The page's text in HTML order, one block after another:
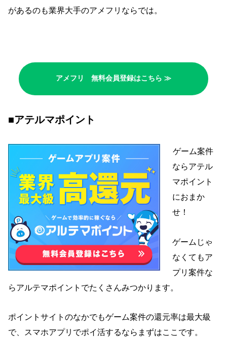
があるのも業界大手のアメフリならでは。
アメフリ 無料会員登録はこちら ≫
■アテルマポイント
ゲーム案件
ならアテル
マポイント
におまか
せ！
ゲームじゃ
なくてもア
プリ案件な
らアルテマポイントでたくさんみつかります。
ポイントサイトのなかでもゲーム案件の還元率は最大級
で、スマホアプリでポイ活するならまずはここです。